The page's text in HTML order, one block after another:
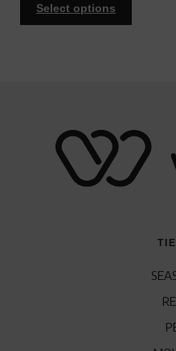
Select options